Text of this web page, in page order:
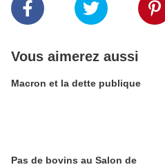
Vous aimerez aussi
Macron et la dette publique
Pas de bovins au Salon de